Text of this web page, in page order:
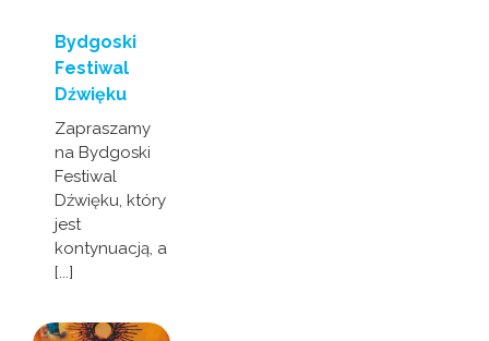
Bydgoski
Festiwal
Dźwięku
Zapraszamy
na Bydgoski
Festiwal
Dźwięku, który
jest
kontynuacją, a
[...]